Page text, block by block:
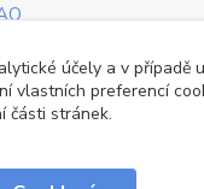
podmínky
účely a v případě
vlastních preferencí
části stránek.